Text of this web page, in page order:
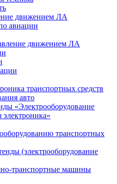
движением ЛА
авиации
движением ЛА
транспортных средств
авто
«Электрооборудование
транспортных
(электрооборудование
транспортные машины